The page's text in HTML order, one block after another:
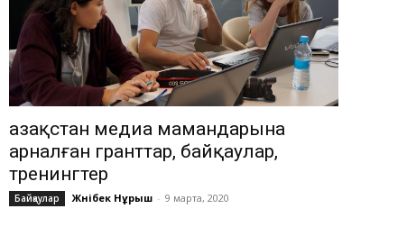
Қазақстан медиа мамандарына
арналған гранттар, байқаулар,
тренингтер
Байқаулар Жәнібек Нұрыш - 9 марта, 2020